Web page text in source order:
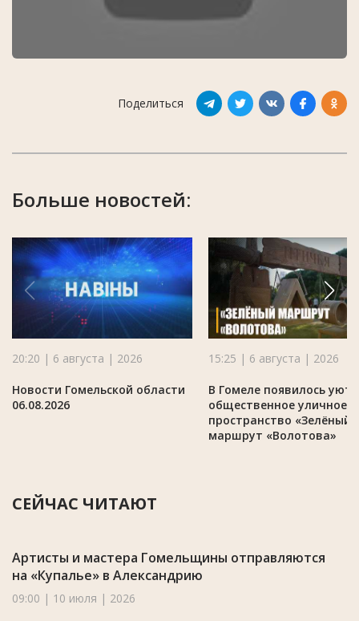
Поделиться
Больше новостей:
20:20 | 6 августа | 2026
Новости Гомельской области
06.08.2026
15:25 | 6 августа | 2026
В Гомеле появилось
общественное уличное
пространство «Зелёный
маршрут «Волотова»
СЕЙЧАС ЧИТАЮТ
Артисты и мастера Гомельщины отправляются
на «Купалье» в Александрию
09:00 | 10 июля | 2026